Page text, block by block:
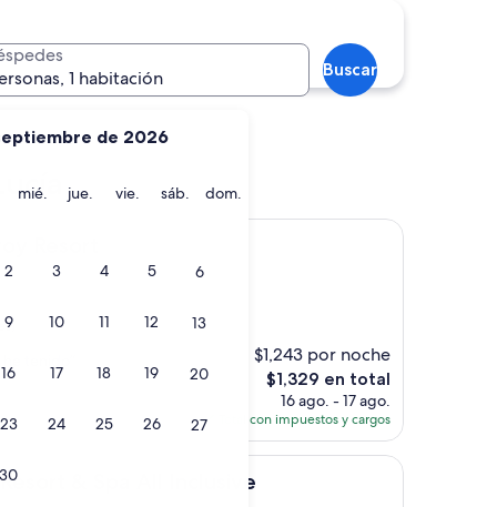
de 2026
martes
mié. miércoles
jue. jueves
vie. viernes
sáb. sábado
dom.
2 3 4 5 6
9 10 11 12 13
16 17 18 19 20
23 24 25 26 27
30
1 habitación
Buscar
$1,243 por noche
El
precio
actual
es
de
$1,329 en total
16 ago. - 17 ago.
Total con impuestos y cargos
& Spa All Inclusive
All Inclusive